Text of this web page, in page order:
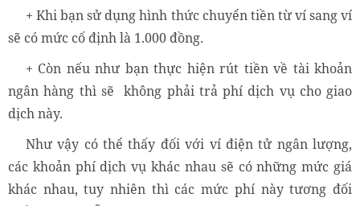
+ Khi bạn sử dụng hình thức chuyển tiền từ ví sang ví
sẽ có mức cố định là 1.000 đồng.
+ Còn nếu như bạn thực hiện rút tiền về tài khoản
ngân hàng thì sẽ không phải trả phí dịch vụ cho giao
dịch này.
Như vậy có thể thấy đối với ví điện tử ngân lượng,
các khoản phí dịch vụ khác nhau sẽ có những mức giá
khác nhau, tuy nhiên thì các mức phí này tương đối